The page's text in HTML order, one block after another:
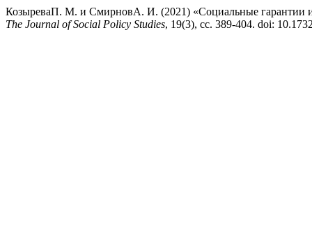
КозыреваП. М. и СмирновА. И. (2021) «Социальные гарантии и
The Journal of Social Policy Studies, 19(3), сс. 389-404. doi: